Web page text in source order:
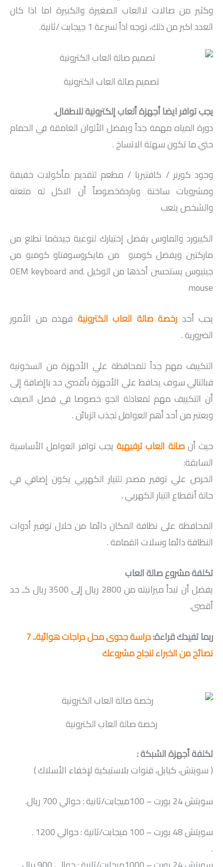
وكثير من صالات لاالعاب الصغيرة والكبيرة اما اذا كان
العدد اكبر من ذلك، توجه اذاً لسرعة 1 جيجابت /ثانية.
تصميم صالة العاب الكترونية
يجب توافر ايضا أجهزة ألعاب إلكترونية للاطفال.
دورة المياه مهمة جداً ويفضل الألوان الغامقة في الحمام
حتي ما تكون سهلة الاتساخ .
وجود كورنر / كافتيريا / مطعم لتقديم مأكولات خفيفة
ومشروبات ساخنة وباردةخصوصاً أن الاكل له متعته
والشخص يلعب
الكيبورد والماوس يفضل إختيارك لنوعية جيدةما تطلع من
ماركتين ويفضل كومبو من مايكروسوفتاو كومبو من
جينيوس يستحسن أخذها من الوكيل .OEM keyboard and
mouse
يجب أخد رخصة صالة العاب الكترونية فهذه من الأمور
الضرورية .
التكييف مهم جداً للمحافظة علي الأجهزة من السخونية
فبالتالي سوف يحافظ علي الأجهزة بأقصي حد باإضافة إلى
أن التكييف مهم لمعادلة الجو خصوصا في فصل الصيف
ويعتبر من أحد أهم العوامل لجذب الزبائن .
حيث أنصالة العاب ترفيهية يجب توافر العوامل الأساسية
السابقة:
الحرص علي توفير مصدر للتيار الكهربي يكون إضافي في
حالة أنقطاع التيار الكهربي .
المحافظة على نظافة المكان دائما من خلال توفير أدوات
النظافة دائما وسلات القمامة .
تكلفة مشروع صالة العاب
يفضل أن تبدأ ميزانيته من 2800 ريال إلى 3500 ريال كـ حد
أقصى.
ربما تفيدك قراءة:
دراسة جدوى محل دراجات هوائية.. 7
نصائح من الخبراء لنجاح مشروعك
رخصة صالة العاب الكترونية
تكلفة أجهزة الشبكة :
( سويتش، كيابل، قنوات بلاستيكية لإخفاء الأسلاك )
سويتش 24 بورت – 100ميجابت/ثانية : حوالي 700 ريال.
سويتش 48 بورت – 100 ميجابت/ثانية : حوالي 1200 .
.